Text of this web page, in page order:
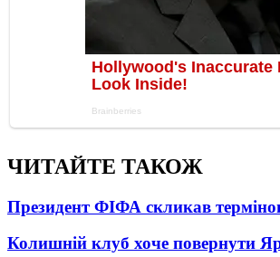
ЧИТАЙТЕ ТАКОЖ
Президент ФІФА скликав
Колишній клуб хоче повернути